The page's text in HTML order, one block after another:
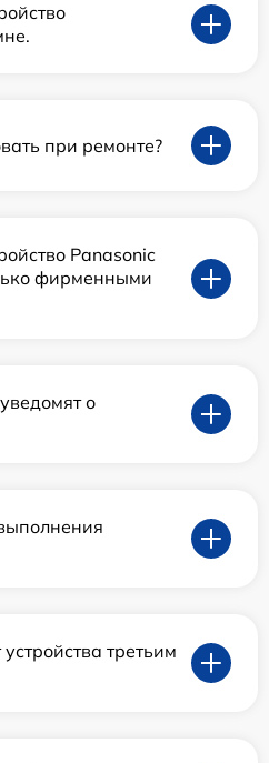
при ремонте?
Panasonic
фирменными
о
третьим